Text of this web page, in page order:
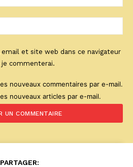
:*
:
et site web dans ce navigateur
commenterai.
nouveaux commentaires par e-mail.
nouveaux articles par e-mail.
PARTAGER: